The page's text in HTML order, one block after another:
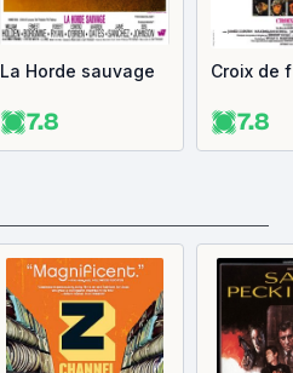
La Horde sauvage
7.8
Croix de
7.8